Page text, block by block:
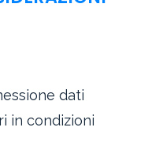
dati
in condizioni